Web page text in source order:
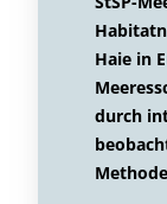
Haie in
durch